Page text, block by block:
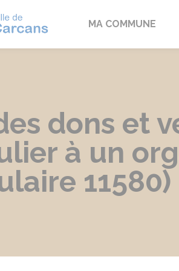
CarcansMA COMMUNE
dons et
à un
11580)